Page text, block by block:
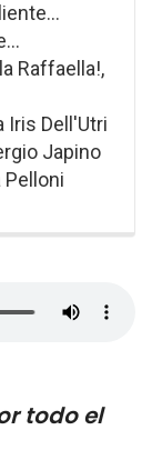
Raffaella!,
Iris Dell'Utri
Japino
Pelloni
todo el